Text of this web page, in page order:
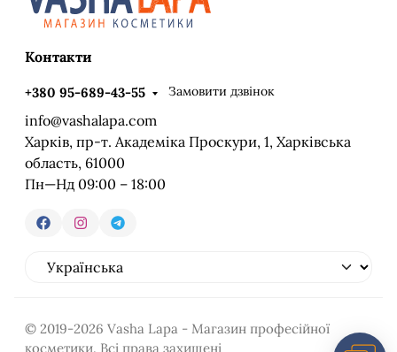
Контакти
+380 95-689-43-55 Замовити дзвінок
info@vashalapa.com
Харків, пр-т. Академіка Проскури, 1, Харківська
область, 61000
Пн—Нд 09:00 – 18:00
© 2019-2026 Vasha Lapa - Магазин професійної
косметики. Всі права захищені